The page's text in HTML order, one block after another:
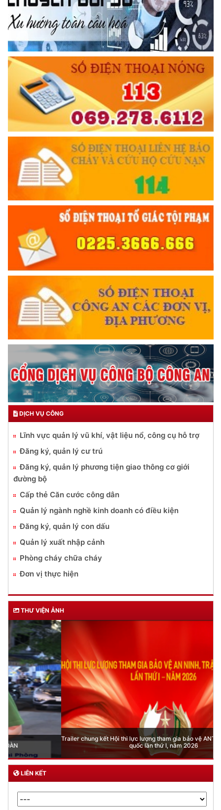
DỊCH VỤ CÔNG
Lĩnh vực quản lý vũ khí, vật liệu nổ, công cụ hỗ trợ
Đăng ký, quản lý cư trú
Đăng ký, quản lý phương tiện giao thông cơ giới
đường bộ
Cấp thẻ Căn cước công dân
Quản lý ngành nghề kinh doanh có điều kiện
Đăng ký, quản lý con dấu
Quản lý xuất nhập cảnh
Phòng cháy chữa cháy
Đơn vị thực hiện
THƯ VIỆN ẢNH
Trailer chung kết Hội thi lực lượng tham gia bảo vệ ANTT ở cơ sở giỏi toàn
quốc lần thứ I, năm 2026
LIÊN KẾT